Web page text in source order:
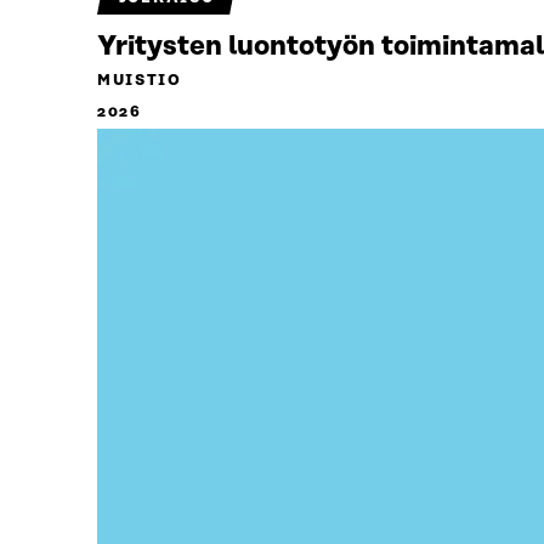
Yritysten luontotyön
MUISTIO
2026